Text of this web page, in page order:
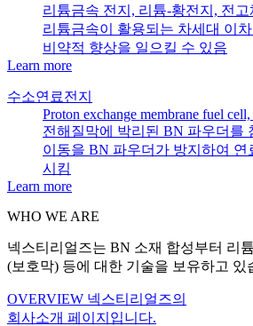
리튬금속 전지, 리튬-황전지, 전고
리튬금속이 활용되는 차세대 이
비약적 향상을 일으킬 수 있음
Learn more
수소연료전지
Proton exchange membrane fuel
전해질막에 박리된 BN 파우더를
이동을 BN 파우더가 방지하여
시킴
Learn more
WHO WE ARE
넥스티리얼즈는 BN 소재 합성부터 리
(보호막) 등에 대한 기술을 보유하고 있
OVERVIEW 넥스티리얼즈의
회사소개 페이지입니다.